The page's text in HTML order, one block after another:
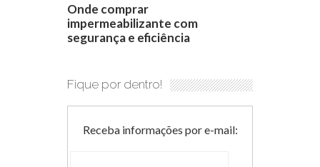
Onde comprar
impermeabilizante com
segurança e eficiência
Fique por dentro!
Receba informações por e-mail: